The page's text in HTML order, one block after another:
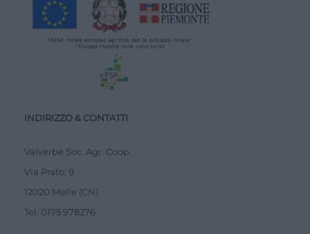
INDIRIZZO & CONTATTI
Valverbe Soc. Agr. Coop.
Via Prato, 9
12020 Melle (CN)
Tel. 0175 978276